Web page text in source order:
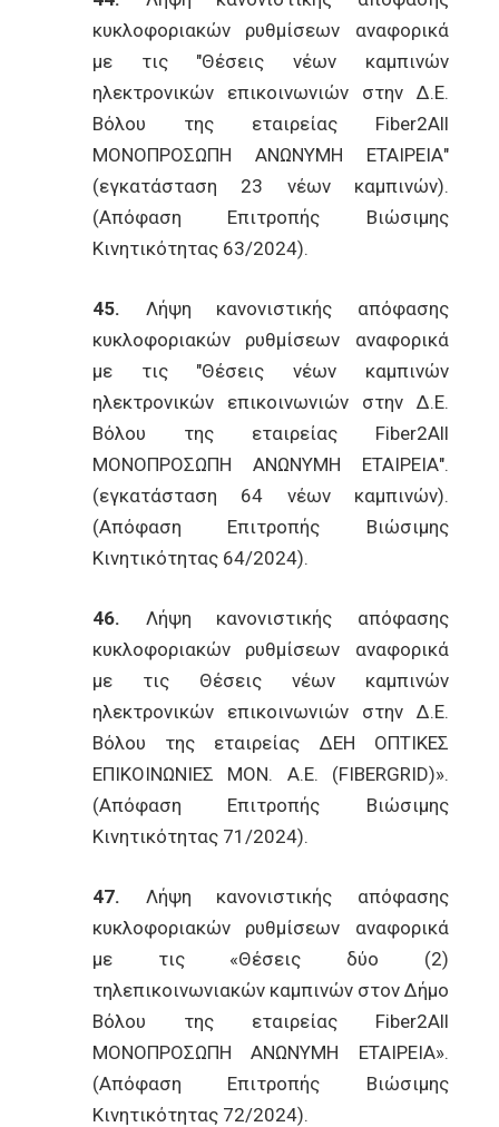
κυκλοφοριακών ρυθμίσεων αναφορικά
με τις "Θέσεις νέων καμπινών
ηλεκτρονικών επικοινωνιών στην Δ.Ε.
Βόλου της εταιρείας Fiber2All
ΜΟΝΟΠΡΟΣΩΠΗ ΑΝΩΝΥΜΗ ΕΤΑΙΡΕΙΑ"
(εγκατάσταση 23 νέων καμπινών).
(Απόφαση Επιτροπής Βιώσιμης
Κινητικότητας 63/2024).
45. Λήψη κανονιστικής απόφασης
κυκλοφοριακών ρυθμίσεων αναφορικά
με τις "Θέσεις νέων καμπινών
ηλεκτρονικών επικοινωνιών στην Δ.Ε.
Βόλου της εταιρείας Fiber2All
ΜΟΝΟΠΡΟΣΩΠΗ ΑΝΩΝΥΜΗ ΕΤΑΙΡΕΙΑ".
(εγκατάσταση 64 νέων καμπινών).
(Απόφαση Επιτροπής Βιώσιμης
Κινητικότητας 64/2024).
46. Λήψη κανονιστικής απόφασης
κυκλοφοριακών ρυθμίσεων αναφορικά
με τις Θέσεις νέων καμπινών
ηλεκτρονικών επικοινωνιών στην Δ.Ε.
Βόλου της εταιρείας ΔΕΗ ΟΠΤΙΚΕΣ
ΕΠΙΚΟΙΝΩΝΙΕΣ ΜΟΝ. Α.Ε. (FIBERGRID)».
(Απόφαση Επιτροπής Βιώσιμης
Κινητικότητας 71/2024).
47. Λήψη κανονιστικής απόφασης
κυκλοφοριακών ρυθμίσεων αναφορικά
με τις «Θέσεις δύο (2)
τηλεπικοινωνιακών καμπινών στον Δήμο
Βόλου της εταιρείας Fiber2All
ΜΟΝΟΠΡΟΣΩΠΗ ΑΝΩΝΥΜΗ ΕΤΑΙΡΕΙΑ».
(Απόφαση Επιτροπής Βιώσιμης
Κινητικότητας 72/2024).